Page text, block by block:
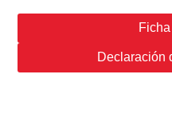
Declaración